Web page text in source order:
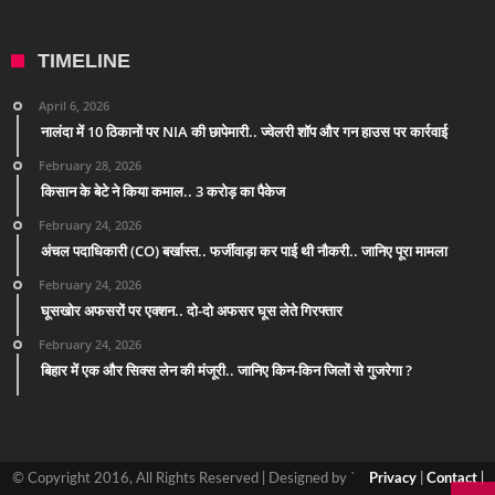
TIMELINE
April 6, 2026
नालंदा में 10 ठिकानों पर NIA की छापेमारी.. ज्वेलरी शॉप और गन हाउस पर कार्रवाई
February 28, 2026
किसान के बेटे ने किया कमाल.. 3 करोड़ का पैकेज
February 24, 2026
अंचल पदाधिकारी (CO) बर्खास्त.. फर्जीवाड़ा कर पाई थी नौकरी.. जानिए पूरा मामला
February 24, 2026
घूसखोर अफसरों पर एक्शन.. दो-दो अफसर घूस लेते गिरफ्तार
February 24, 2026
बिहार में एक और सिक्स लेन की मंजूरी.. जानिए किन-किन जिलों से गुजरेगा ?
© Copyright 2016, All Rights Reserved | Designed by ` Privacy| Contact |